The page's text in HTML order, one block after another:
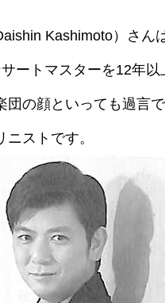
Kashimoto）さん
ートマスターを12年以
団の顔といっても過言
ニストです。